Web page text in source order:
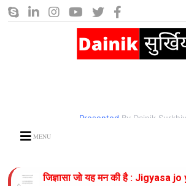
Presented By Dainik
MENU
भीषण गर्मी का कहर : Bhishan garmi